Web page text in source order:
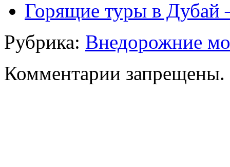
Горящие туры в
Рубрика: Внедорожние
Комментарии запрещены.